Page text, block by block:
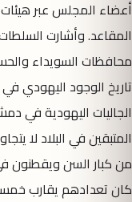
أعضاء المجلس عبر هيئات
المقاعد. وأشارت
محافظات السويداء
تاريخ الوجود اليهودي
الجاليات اليهودية في
المتبقين في البلاد لا
من كبار السن ويقطنون
كان تعدادهم يقارب